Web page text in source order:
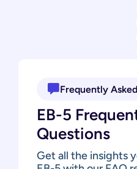
Frequently
EB-5
Questions
Get all the insights